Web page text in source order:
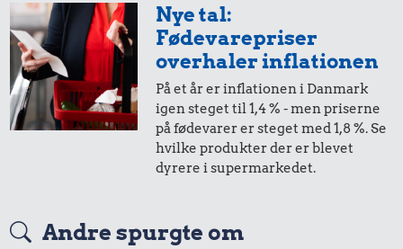
Priser i 2025
50 kr.
2,-
i 2005 i 2025
1,-
i 2005
= 1,-
i 2025
i 2005
Nye tal:
Fødevarepriser
overhaler inflationen
På et år er inflationen i Danmark
igen steget til 1,4 % - men priserne
på fødevarer er steget med 1,8 %. Se
hvilke produkter der er blevet
dyrere i supermarkedet.
Andre spurgte om